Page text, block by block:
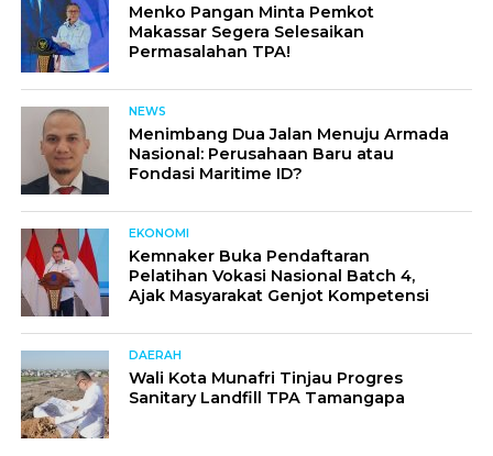
Menko Pangan Minta Pemkot
Makassar Segera Selesaikan
Permasalahan TPA!
NEWS
Menimbang Dua Jalan Menuju Armada
Nasional: Perusahaan Baru atau
Fondasi Maritime ID?
EKONOMI
Kemnaker Buka Pendaftaran
Pelatihan Vokasi Nasional Batch 4,
Ajak Masyarakat Genjot Kompetensi
DAERAH
Wali Kota Munafri Tinjau Progres
Sanitary Landfill TPA Tamangapa